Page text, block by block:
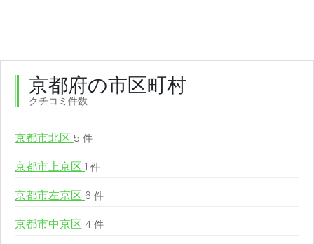
京都府の市区町村
クチコミ件数
京都市北区 5 件
京都市上京区 1 件
京都市左京区 6 件
京都市中京区 4 件